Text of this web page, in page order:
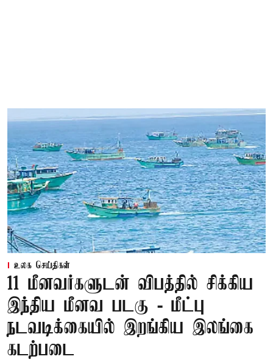
உலக செய்திகள்
11 மீனவர்களுடன் விபத்தில் சிக்கிய
இந்திய மீனவ படகு - மீட்பு
நடவடிக்கையில் இறங்கிய இலங்கை
கடற்படை